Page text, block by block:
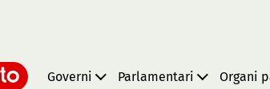
Governi Parlamentari Organi